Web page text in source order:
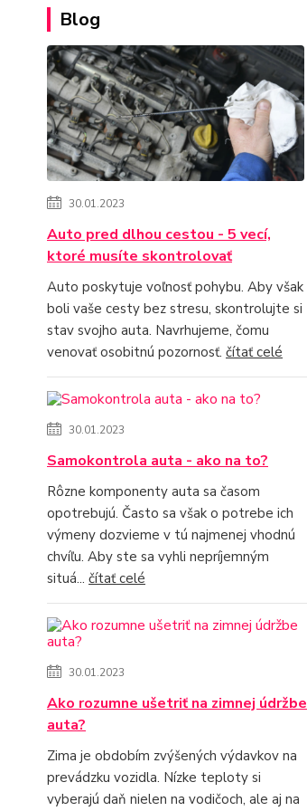
Blog
30.01.2023
Auto pred dlhou cestou - 5 vecí,
ktoré musíte skontrolovať
Auto poskytuje voľnosť pohybu. Aby však
boli vaše cesty bez stresu, skontrolujte si
stav svojho auta. Navrhujeme, čomu
venovať osobitnú pozornosť. čítať celé
30.01.2023
Samokontrola auta - ako na to?
Rôzne komponenty auta sa časom
opotrebujú. Často sa však o potrebe ich
výmeny dozvieme v tú najmenej vhodnú
chvíľu. Aby ste sa vyhli nepríjemným
situá... čítať celé
30.01.2023
Ako rozumne ušetriť na zimnej údržbe
auta?
Zima je obdobím zvýšených výdavkov na
prevádzku vozidla. Nízke teploty si
vyberajú daň nielen na vodičoch, ale aj na